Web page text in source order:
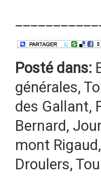
Posté dans:
générales,
des Gallant,
Bernard,
mont Rigaud,
Droulers,